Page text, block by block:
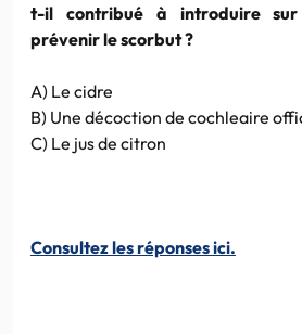
t-il contribué à introduire
prévenir le scorbut ?
A) Le cidre
B) Une décoction de cochleaire
C) Le jus de citron
Consultez les réponses ici.